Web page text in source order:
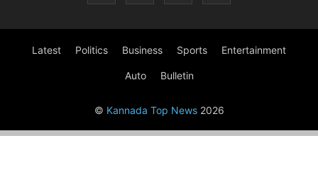
Latest Politics Business Sports Entertainment
Auto Bulletin
© Kannada Top News2026